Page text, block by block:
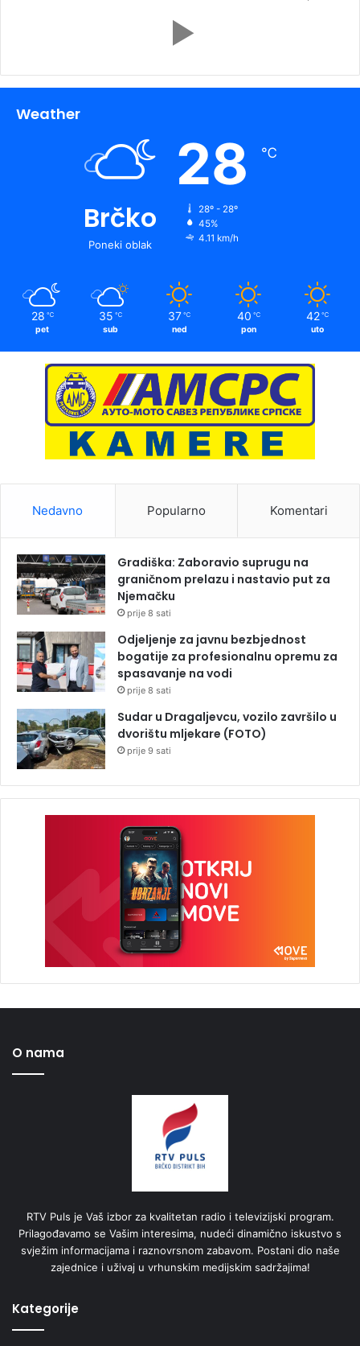
Weather
Brčko
Poneki oblak
28 ℃
28º - 28º
45%
4.11 km/h
28 ℃
pet
35 ℃
sub
37 ℃
ned
40 ℃
pon
42 ℃
uto
Nedavno Popularno Komentari
Gradiška: Zaboravio suprugu na
graničnom prelazu i nastavio put za
Njemačku
prije 8 sati
Odjeljenje za javnu bezbjednost
bogatije za profesionalnu opremu za
spasavanje na vodi
prije 8 sati
Sudar u Dragaljevcu, vozilo završilo u
dvorištu mljekare (FOTO)
prije 9 sati
O nama
RTV Puls je Vaš izbor za kvalitetan radio i televizijski program.
Prilagođavamo se Vašim interesima, nudeći dinamično iskustvo s
svježim informacijama i raznovrsnom zabavom. Postani dio naše
zajednice i uživaj u vrhunskim medijskim sadržajima!
Kategorije